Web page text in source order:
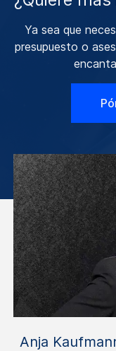
Ya sea que
presupuesto o
Anja